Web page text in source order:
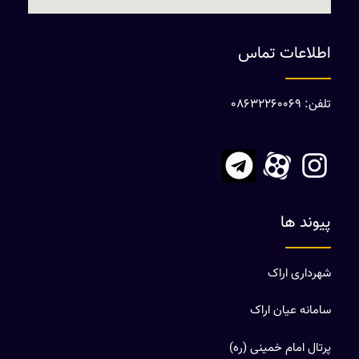
اطلاعات تماس
تلفن: 08632260069
پیوند ها
شهرداری اراک
سامانه عیان اراک
پرتال امام خمینی (ره)